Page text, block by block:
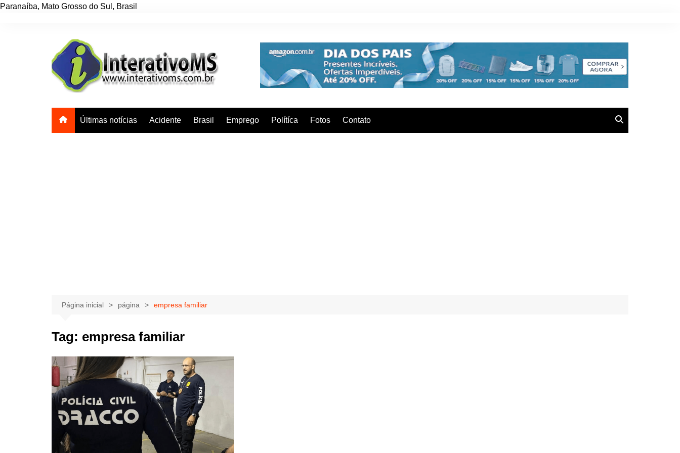
Paranaíba, Mato Grosso do Sul , Brasil
Últimas notícias Acidente Brasil Emprego Polítíca Fotos Contato
Página inicial página empresa familiar
Tag: empresa familiar